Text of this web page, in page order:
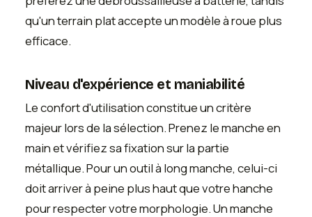
qu'un terrain plat accepte un modèle à roue plus
efficace.
Niveau d'expérience et maniabilité
Le confort d'utilisation constitue un critère
majeur lors de la sélection. Prenez le manche en
main et vérifiez sa fixation sur la partie
métallique. Pour un outil à long manche, celui-ci
doit arriver à peine plus haut que votre hanche
pour respecter votre morphologie. Un manche